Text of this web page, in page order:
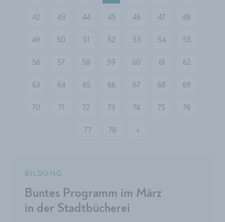
42 43 44 45 46 47 48
49 50 51 52 53 54 55
56 57 58 59 60 61 62
63 64 65 66 67 68 69
70 71 72 73 74 75 76
77 78 »
BILDUNG
Buntes Programm im März
in der Stadtbücherei